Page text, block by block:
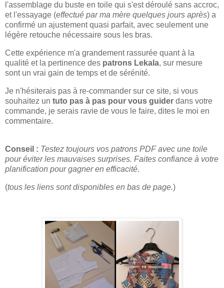
l'assemblage du buste en toile qui s'est déroulé sans accroc,
et l'essayage (effectué par ma mère quelques jours après) a
confirmé un ajustement quasi parfait, avec seulement une
légère retouche nécessaire sous les bras.
Cette expérience m'a grandement rassurée quant à la
qualité et la pertinence des patrons Lekala, sur mesure
sont un vrai gain de temps et de sérénité.
Je n'hésiterais pas à re-commander sur ce site, si vous
souhaitez un tuto pas à pas pour vous guider dans votre
commande, je serais ravie de vous le faire, dites le moi en
commentaire.
Conseil : Testez toujours vos patrons PDF avec une toile
pour éviter les mauvaises surprises. Faites confiance à votre
planification pour gagner en efficacité.
(tous les liens sont disponibles en bas de page.)